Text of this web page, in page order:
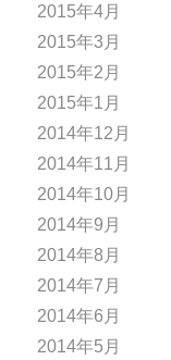
2015年4月
2015年3月
2015年2月
2015年1月
2014年12月
2014年11月
2014年10月
2014年9月
2014年8月
2014年7月
2014年6月
2014年5月